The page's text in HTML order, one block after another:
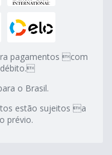
pagamentos com
o Brasil.
estão sujeitos a
prévio.